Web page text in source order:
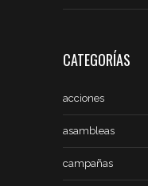
CATEGORÍAS
acciones
asambleas
campañas